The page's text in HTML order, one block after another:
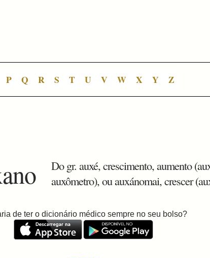
P Q R S T U V W X Y Z
Do gr. auxé, crescimento, aumento
auxômetro), ou auxánomai, crescer
de ter o dicionário médico sempre no seu bolso?